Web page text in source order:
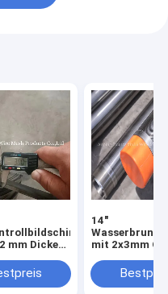
mm Dicke
14"
mit 2x3mm
300 PSI